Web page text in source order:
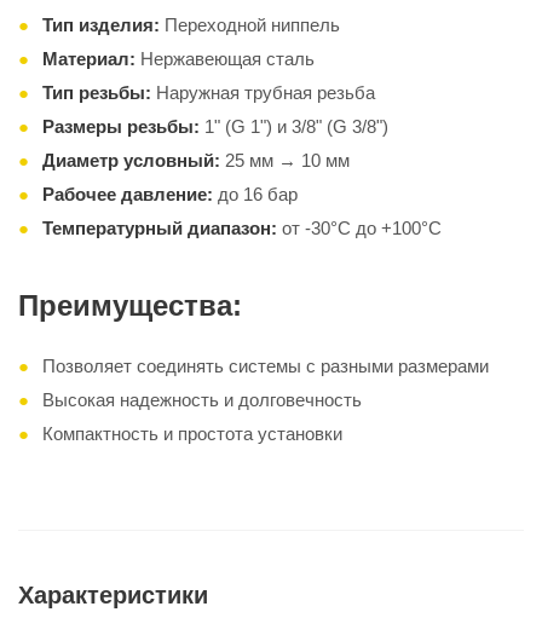
Тип изделия: Переходной ниппель
Материал: Нержавеющая сталь
Тип резьбы: Наружная трубная резьба
Размеры резьбы: 1" (G 1") и 3/8" (G 3/8")
Диаметр условный: 25 мм → 10 мм
Рабочее давление: до 16 бар
Температурный диапазон: от -30°C до +100°C
Преимущества:
Позволяет соединять системы с разными размерами
Высокая надежность и долговечность
Компактность и простота установки
Характеристики